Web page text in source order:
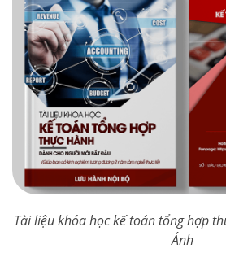
Tài liệu khóa học kế toán tổng hợp
Ánh